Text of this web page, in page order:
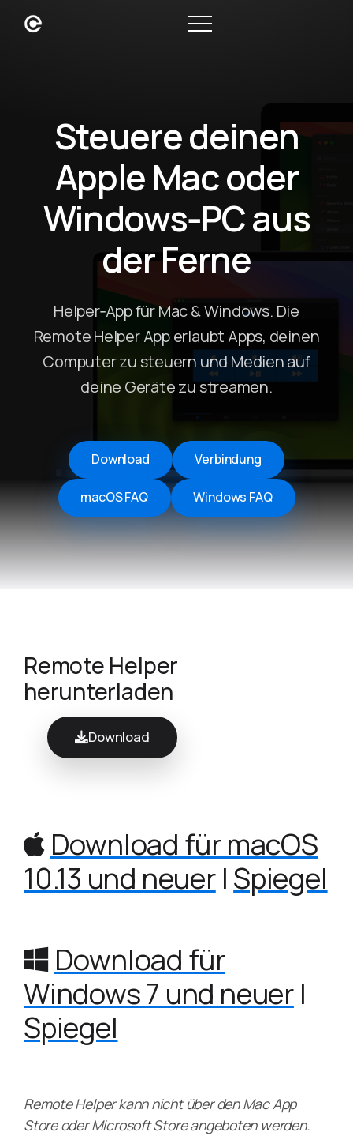
Steuere deinen
Apple Mac oder
Windows‑PC aus
der Ferne
Helper‑App für Mac & Windows. Die
Remote Helper App erlaubt Apps, deinen
Computer zu steuern und Medien auf
deine Geräte zu streamen.
Download Verbindung
macOS FAQ Windows FAQ
Remote Helper
herunterladen
Download
Download für macOS
10.13 und neuer| Spiegel
Download für
Windows 7 und neuer|
Spiegel
Remote Helper kann nicht über den Mac App
Store oder Microsoft Store angeboten werden.